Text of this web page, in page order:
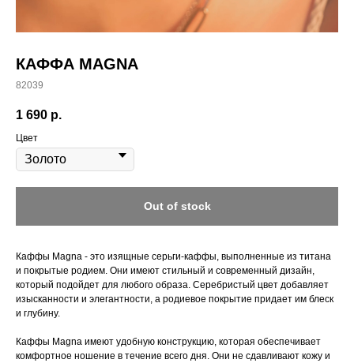
КАФФА MAGNA
82039
1 690 р.
Цвет
Out of stock
Каффы Magna - это изящные серьги-каффы, выполненные из титана
и покрытые родием. Они имеют стильный и современный дизайн,
который подойдет для любого образа. Серебристый цвет добавляет
изысканности и элегантности, а родиевое покрытие придает им блеск
и глубину.
Каффы Magna имеют удобную конструкцию, которая обеспечивает
комфортное ношение в течение всего дня. Они не сдавливают кожу и